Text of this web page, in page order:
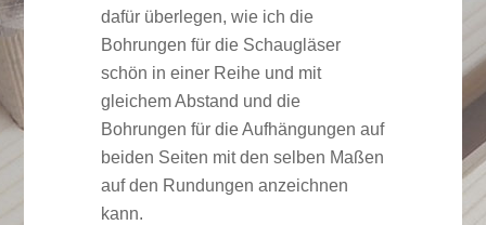
dafür überlegen, wie ich die
Bohrungen für die Schaugläser
schön in einer Reihe und mit
gleichem Abstand und die
Bohrungen für die Aufhängungen auf
beiden Seiten mit den selben Maßen
auf den Rundungen anzeichnen
kann.